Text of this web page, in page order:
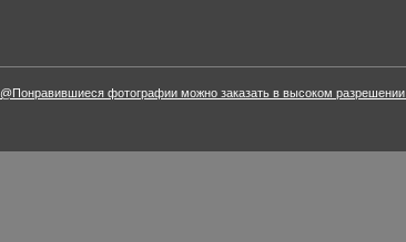
@Понравившиеся фотографии можно заказать в высоком разрешении.